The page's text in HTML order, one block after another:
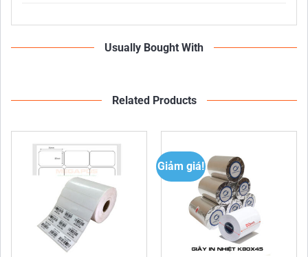
– Đường kính lõi trong của cuộn giấy: 15-19mm
– Bọc bạc, dán tem 2 đầu chống ẩm, tăng thời gian
nắng mặt trời có thể để gần 2 năm in vẫn rõ nét.
Ưu điểm giấy in hóa đơn K80x65 của
MEGAPOS
Usually Bought With
Related Products
Giảm giá!